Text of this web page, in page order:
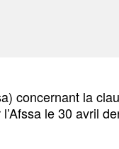
concernant la
le 30 avril